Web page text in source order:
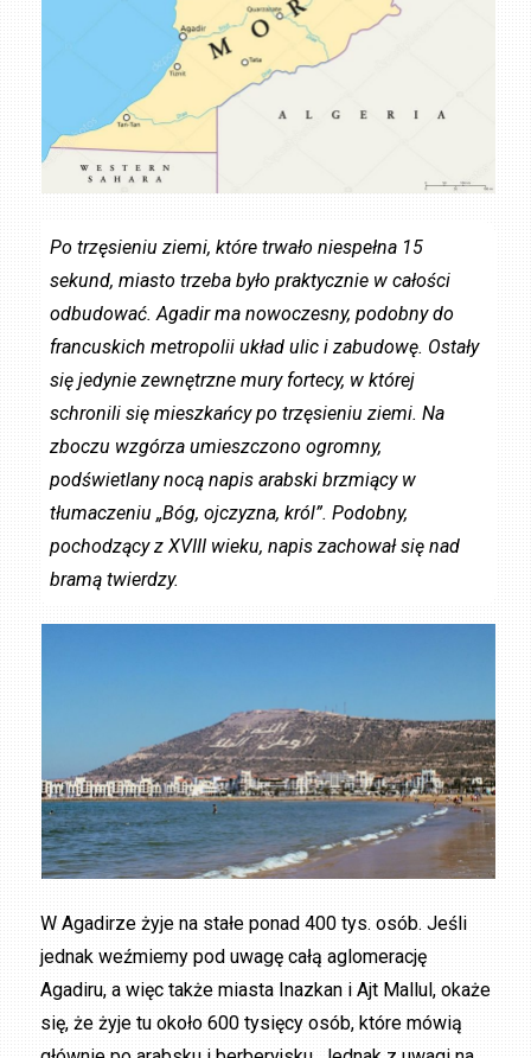
Po trzęsieniu ziemi, które trwało niespełna 15
sekund, miasto trzeba było praktycznie w całości
odbudować. Agadir ma nowoczesny, podobny do
francuskich metropolii układ ulic i zabudowę. Ostały
się jedynie zewnętrzne mury fortecy, w której
schronili się mieszkańcy po trzęsieniu ziemi. Na
zboczu wzgórza umieszczono ogromny,
podświetlany nocą napis arabski brzmiący w
tłumaczeniu „Bóg, ojczyzna, król”. Podobny,
pochodzący z XVIII wieku, napis zachował się nad
bramą twierdzy.
W Agadirze żyje na stałe ponad 400 tys. osób. Jeśli
jednak weźmiemy pod uwagę całą aglomerację
Agadiru, a więc także miasta Inazkan i Ajt Mallul, okaże
się, że żyje tu około 600 tysięcy osób, które mówią